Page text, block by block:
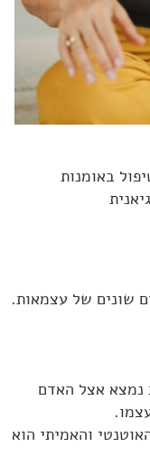
באומנות
שונים של עצמאות.
נמצא אצל האדם
והאמיתי הוא